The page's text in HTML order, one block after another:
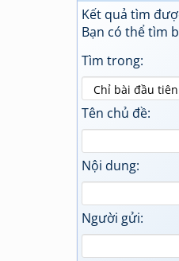
Kết quả tìm
Bạn có thể tìm
Tìm trong:
Tên chủ đề:
Nội dung:
Người gửi: